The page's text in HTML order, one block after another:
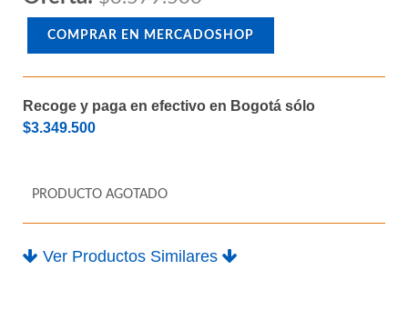
Mercadolibre$3.759.500
COMPRAR EN MERCADOSHOP
$3.349.500
PRODUCTO AGOTADO